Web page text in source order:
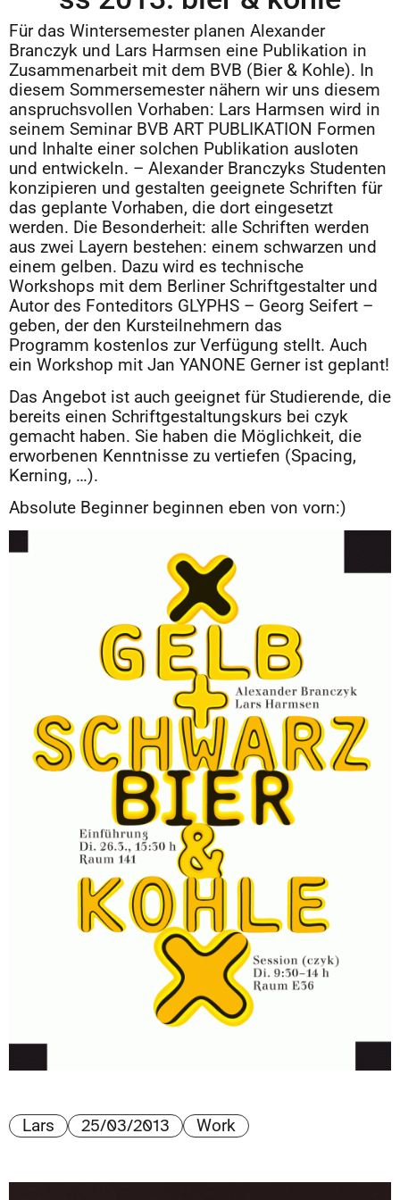
Für das Wintersemester planen Alexander
Branczyk und Lars Harmsen eine Publikation in
Zusammenarbeit mit dem BVB (Bier & Kohle). In
diesem Sommersemester nähern wir uns diesem
anspruchsvollen Vorhaben: Lars Harmsen wird in
seinem Seminar BVB ART PUBLIKATION Formen
und Inhalte einer solchen Publikation ausloten
und entwickeln. – Alexander Branczyks Studenten
konzipieren und gestalten geeignete Schriften für
das geplante Vorhaben, die dort eingesetzt
werden. Die Besonderheit: alle Schriften werden
aus zwei Layern bestehen: einem schwarzen und
einem gelben. Dazu wird es technische
Workshops mit dem Berliner Schriftgestalter und
Autor des Fonteditors GLYPHS – Georg Seifert –
geben, der den Kursteilnehmern das
Programm kostenlos zur Verfügung stellt. Auch
ein Workshop mit Jan YANONE Gerner ist geplant!
Das Angebot ist auch geeignet für Studierende, die
bereits einen Schriftgestaltungskurs bei czyk
gemacht haben. Sie haben die Möglichkeit, die
erworbenen Kenntnisse zu vertiefen (Spacing,
Kerning, …).
Absolute Beginner beginnen eben von vorn:)
Lars 25/03/2013 Work